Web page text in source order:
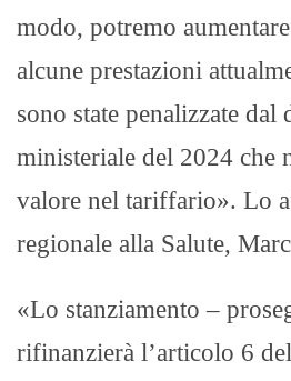
modo, potremo
alcune prestazioni
sono state penalizzate dal
ministeriale del 2024 che
valore nel tariffario». Lo
regionale alla Salute,
«Lo stanziamento –
rifinanzierà l’articolo 6